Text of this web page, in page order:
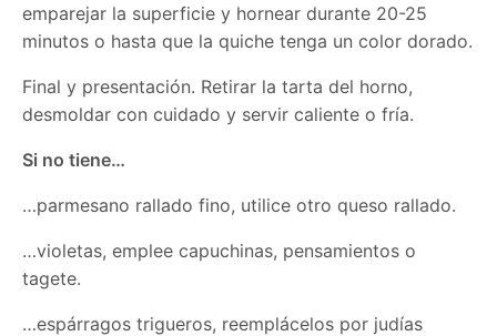
emparejar la superficie y hornear durante 20-25
minutos o hasta que la quiche tenga un color dorado.
Final y presentación. Retirar la tarta del horno,
desmoldar con cuidado y servir caliente o fría.
Si no tiene…
…parmesano rallado fino, utilice otro queso rallado.
…violetas, emplee capuchinas, pensamientos o
tagete.
…espárragos trigueros, reemplácelos por judías